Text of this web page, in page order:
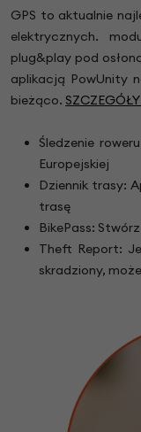
GPS to aktualnie
elektrycznych.
plug&play pod
aplikacją PowUnity
bieżąco.
Śledzenie
Europejskiej
Dziennik trasy:
trasę
BikePass:
Theft Report:
skradziony,